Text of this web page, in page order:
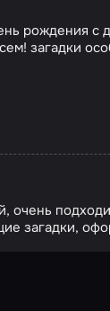
рождения с
загадки
очень
загадки,